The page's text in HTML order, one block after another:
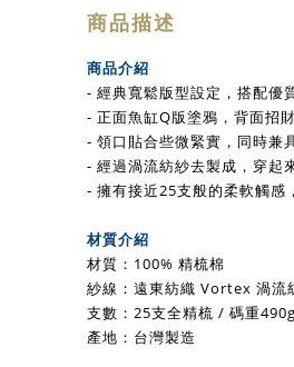
商品描述
商品介紹
- 經典寬鬆版型設定，搭配優
- 正面魚缸Q版塗鴉，背面招
- 領口貼合些微緊實， 同時兼
- 經過渦流紡紗去製成，穿起
- 擁有接近25支般的柔軟觸感
材質介紹
材質：100% 精梳棉
紗線：遠東紡織 Vortex 渦流
支數：25支全精梳 / 碼重490g
產地：台灣製造